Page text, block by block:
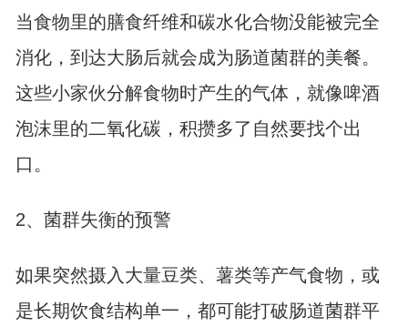
当食物里的膳食纤维和碳水化合物没能被完全
消化，到达大肠后就会成为肠道菌群的美餐。
这些小家伙分解食物时产生的气体，就像啤酒
泡沫里的二氧化碳，积攒多了自然要找个出
口。
2、菌群失衡的预警
如果突然摄入大量豆类、薯类等产气食物，或
是长期饮食结构单一，都可能打破肠道菌群平